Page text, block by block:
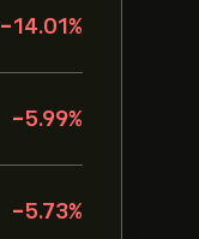
-14.01 %
-5.99%
-5.73%